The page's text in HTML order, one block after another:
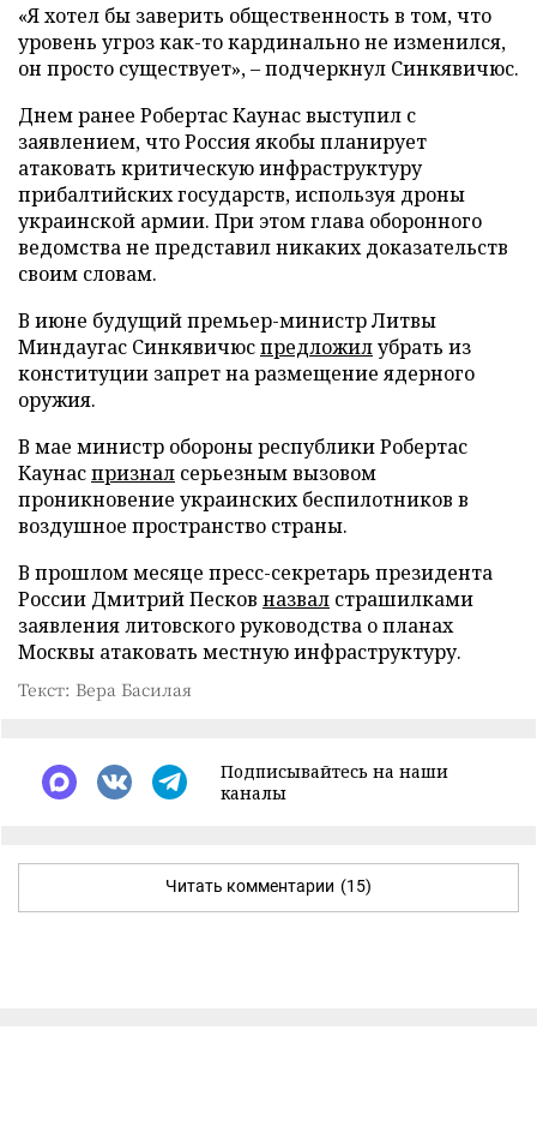
«Я хотел бы заверить общественность в том, что
уровень угроз как-то кардинально не изменился,
он просто существует», – подчеркнул Синкявичюс.
Днем ранее Робертас Каунас выступил с
заявлением, что Россия якобы планирует
атаковать критическую инфраструктуру
прибалтийских государств, используя дроны
украинской армии. При этом глава оборонного
ведомства не представил никаких доказательств
своим словам.
В июне будущий премьер-министр Литвы
Миндаугас Синкявичюспредложилубрать из
конституции запрет на размещение ядерного
оружия.
В мае министр обороны республики Робертас
Каунаспризнал серьезным вызовом
проникновение украинских беспилотников в
воздушное пространство страны.
В прошлом месяце пресс-секретарь президента
России Дмитрий Песков назвал страшилками
заявления литовского руководства о планах
Москвы атаковать местную инфраструктуру.
Текст: Вера Басилая
Подписывайтесь на наши
каналы
Читать комментарии (15)